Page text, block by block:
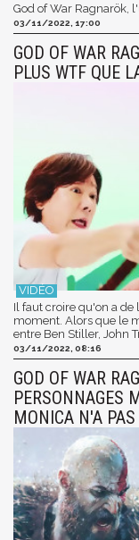
God of War Ragnarök,
03/11/2022, 17:00
GOD OF WAR
PLUS WTF QUE
Il faut croire qu'on a
moment. Alors que le
entre Ben Stiller, John
03/11/2022, 08:16
GOD OF WAR
PERSONNAGES
MONICA N'A